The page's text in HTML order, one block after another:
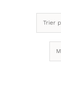
LE DOMAINE
Trier